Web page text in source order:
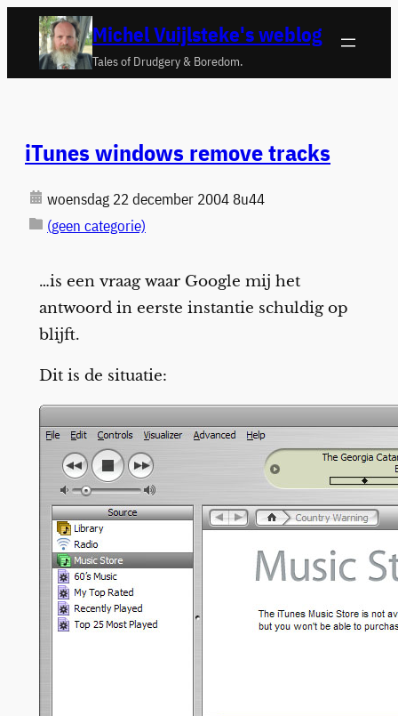
naar
Michel Vuijlsteke's weblog
Tales of Drudgery & Boredom.
iTunes windows remove tracks
woensdag 22 december 2004 8u44
(geen categorie)
…is een vraag waar Google mij het
antwoord in eerste instantie schuldig op
blijft.
Dit is de situatie: